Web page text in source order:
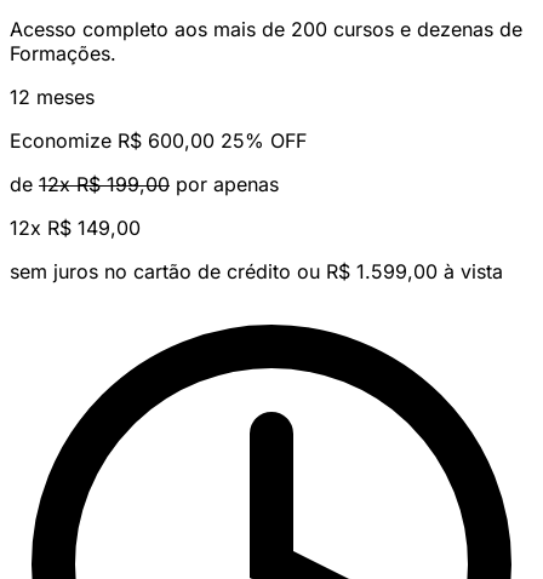
Acesso completo aos mais de 200 cursos e dezenas de
Formações.
12 meses
Economize R$ 600,00 25% OFF
de 12x R$ 199,00 por apenas
12x R$ 149,00
sem juros no cartão de crédito ou R$ 1.599,00 à vista